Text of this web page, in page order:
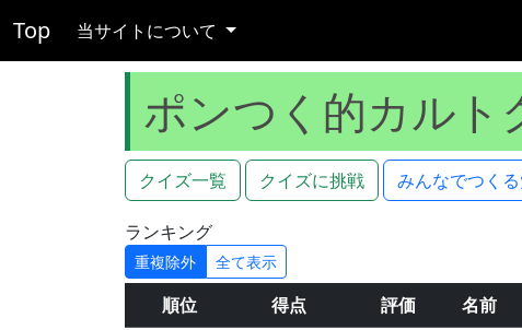
Top 当サイトについて
ポンつく的カルト
クイズ一覧 クイズに挑戦 みんなでつく
ランキング
重複除外 全て表示
順位 得点 評価
名前